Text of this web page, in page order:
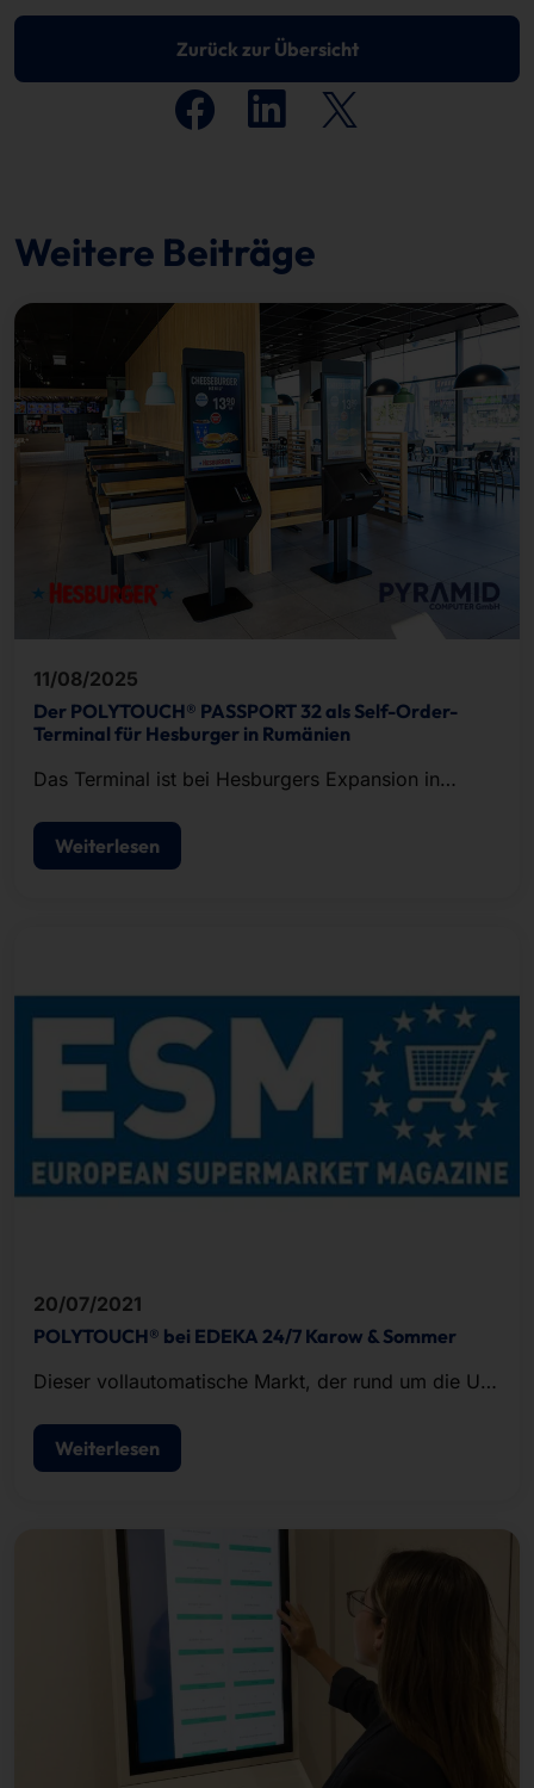
Zurück zur Übersicht
Weitere Beiträge
11/08/2025
Der POLYTOUCH® PASSPORT 32 als Self-Order-
Terminal für Hesburger in Rumänien
Das Terminal ist bei Hesburgers Expansion in
Weiterlesen
20/07/2021
POLYTOUCH® bei EDEKA 24/7 Karow & Sommer
Dieser vollautomatische Markt, der rund um die Uhr
Renningen.
Weiterlesen